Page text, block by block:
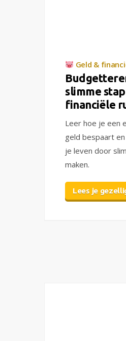
Geld &
slimme
financiële
Leer hoe je een
geld bespaart
je leven door
maken.
Lees je